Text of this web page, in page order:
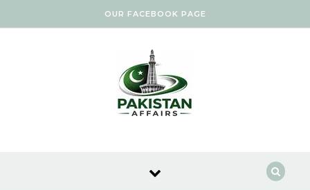
OUR FACEBOOK PAGE